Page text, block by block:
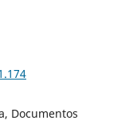
Documentos